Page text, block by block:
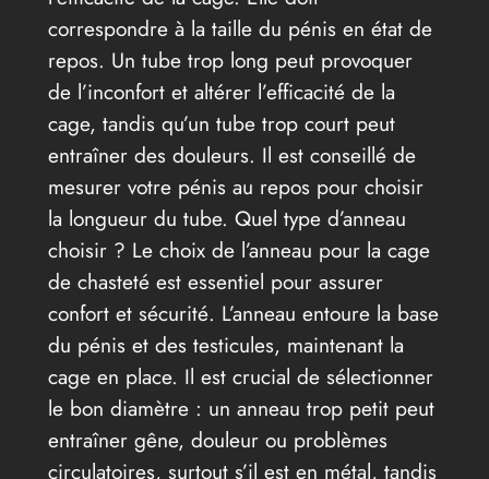
correspondre à la taille du pénis en état de
repos. Un tube trop long peut provoquer
de l’inconfort et altérer l’efficacité de la
cage, tandis qu’un tube trop court peut
entraîner des douleurs. Il est conseillé de
mesurer votre pénis au repos pour choisir
la longueur du tube. Quel type d’anneau
choisir ? Le choix de l’anneau pour la cage
de chasteté est essentiel pour assurer
confort et sécurité. L’anneau entoure la base
du pénis et des testicules, maintenant la
cage en place. Il est crucial de sélectionner
le bon diamètre : un anneau trop petit peut
entraîner gêne, douleur ou problèmes
circulatoires, surtout s’il est en métal, tandis